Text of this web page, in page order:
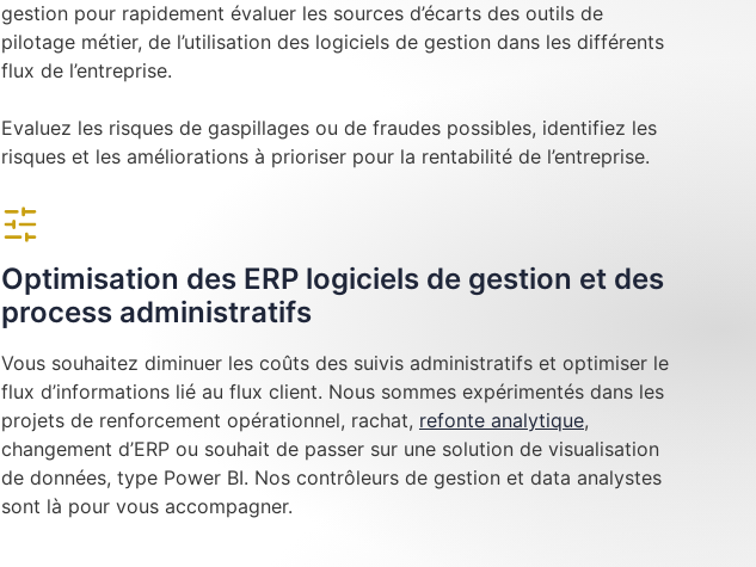
gestion pour rapidement évaluer les sources d’écarts des outils de
pilotage métier, de l’utilisation des logiciels de gestion dans les différents
flux de l’entreprise.
Evaluez les risques de gaspillages ou de fraudes possibles, identifiez les
risques et les améliorations à prioriser pour la rentabilité de l’entreprise.
Optimisation des ERP logiciels de gestion et des
process administratifs
Vous souhaitez diminuer les coûts des suivis administratifs et optimiser le
flux d’informations lié au flux client. Nous sommes expérimentés dans les
projets de renforcement opérationnel, rachat, refonte analytique,
changement d’ERP ou souhait de passer sur une solution de visualisation
de données, type Power BI. Nos contrôleurs de gestion et data analystes
sont là pour vous accompagner.